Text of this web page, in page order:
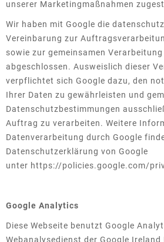
unserer Marketingmaßnahmen
Wir haben mit Google die
Vereinbarung zur
sowie zur gemeinsamen Verarbeitung
abgeschlossen. Ausweislich dieser
verpflichtet sich Google dazu, den
Ihrer Daten zu gewährleisten und
Datenschutzbestimmungen
Auftrag zu verarbeiten. Weitere
Datenverarbeitung durch Google
Datenschutzerklärung von Google
unter https://policies.google.com/
Google Analytics
Diese Webseite benutzt Google
Webanalysedienst der Google Ireland